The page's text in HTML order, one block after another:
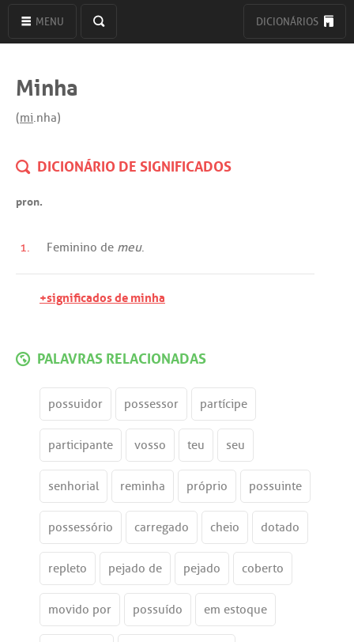
MENU DICIONÁRIOS
Minha
(mi.nha)
DICIONÁRIO DE SIGNIFICADOS
pron.
1. Feminino de meu.
+significados de minha
PALAVRAS RELACIONADAS
possuidor possessor partícipe
participante vosso teu seu
senhorial reminha próprio possuinte
possessório carregado cheio dotado
repleto pejado de pejado coberto
movido por possuído em estoque